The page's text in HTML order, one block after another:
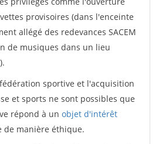
provisoires (dans l'enceinte
allégé des redevances SACEM
de musiques dans un lieu
sportive et l'acquisition
et sports ne sont possibles que
répond à un objet d'intérêt
de manière éthique.